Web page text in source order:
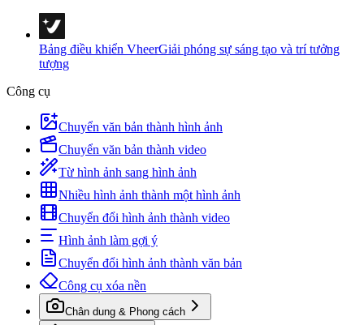
Bảng điều khiển VheerGiải phóng sự sáng tạo và trí tưởng
tượng
Công cụ
Chuyển văn bản thành hình ảnh
Chuyển văn bản thành video
Từ hình ảnh sang hình ảnh
Nhiều hình ảnh thành một hình ảnh
Chuyển đổi hình ảnh thành video
Hình ảnh làm gợi ý
Chuyển đổi hình ảnh thành văn bản
Công cụ xóa nền
Chân dung & Phong cách